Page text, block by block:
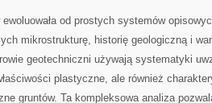
od prostych systemów
mikrostrukturę, historię geologiczną i
geotechniczni używają systematyki
plastyczne, ale również
gruntów. Ta kompleksowa analiza